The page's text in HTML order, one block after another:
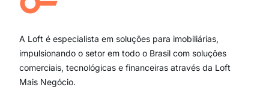
Ipiranga
Paraíso
Itaim Bibi
A Loft é especialista em soluções para imobiliárias,
impulsionando o setor em todo o Brasil com soluções
comerciais, tecnológicas e financeiras através da Loft
Mais Negócio.